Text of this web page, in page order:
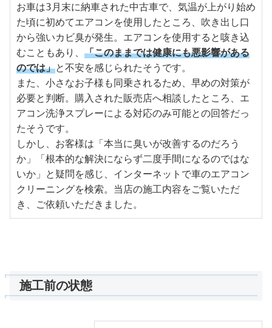
お車は3月末に納車された中古車で、気温が上がり始め
た頃に初めてエアコンを使用したところ、吹き出し口
から強いカビ臭が発生。エアコンを使用すると咳き込
むこともあり、 「このままでは健康にも悪影響がある
のでは」と不安を感じられたそうです。
また、小さなお子様も同乗されるため、早めの対策が
必要と判断。購入された販売店へ相談したところ、エ
アコン洗浄スプレーによる対応のみ可能との回答だっ
たそうです。
しかし、お客様は「本当に臭いが改善するのだろう
か」「根本的な解決にならず二度手間になるのではな
いか」と疑問を感じ、インターネットで車のエアコン
クリーニングを検索。当店の施工内容をご覧いただ
き、ご依頼いただきました。
施工前の状態